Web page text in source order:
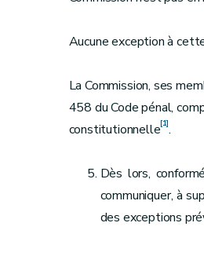
Aucune exception à
La Commission, ses
458 du Code pénal,
constitutionnelle[1].
Dès lors,
communiquer, à
des exceptions